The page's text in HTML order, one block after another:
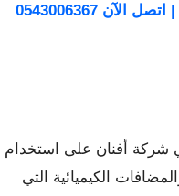
معلم سباكة بالشارقة | اتصل الآن 0543006367
شركة أفنان على استخدام
الكيميائية التي